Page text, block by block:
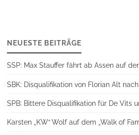
NEUESTE BEITRÄGE
SSP: Max Stauffer fährt ab Assen auf
SBK: Disqualifikation von Florian Alt
SPB: Bittere Disqualifikation für De Vits
Karsten „KW“ Wolf auf dem „Walk of